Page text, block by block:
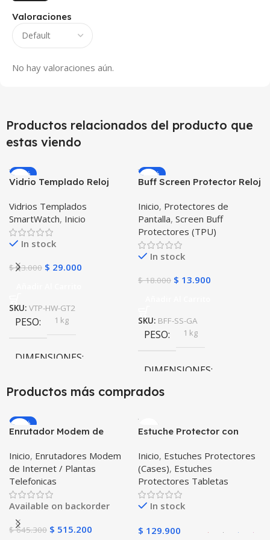
Valoraciones
No hay valoraciones aún.
Productos relacionados del producto que
estas viendo
-33%
Vidrio Templado Reloj
Huawei Gt2 46mm X2
Unidades
Vidrios Templados
SmartWatch, Inicio
In stock
$43.000 $ 29.000
SKU: VTP-HW-GT2
PESO 1 kg
DIMENSIONES
20 × 20 × 20 cm
-23%
Buff Screen Protector Reloj
Samsung Galaxy Active
Inicio, Protectores de
Pantalla, Screen Buff
Protectores (TPU)
In stock
$18.000 $ 13.900
SKU: BFF-SS-GA
PESO 1 kg
DIMENSIONES
Productos más comprados
-20%
Enrutador Modem de
Libre Todo Operador 4G
LTE SIMCARD
Inicio, Enrutadores Modem
de Internet / Plantas
Telefonicas
Available on backorder
$645.300 $ 515.200
Estuche Protector con
Tablet Samsung Galaxy
Tab A8 10.5 2021 – 2022
SM-x200 SM-x205 Anti
golpes con soporte
Inicio, Estuches Protectores
(Cases), Estuches
Protectores Tabletas
In stock
$ 129.900